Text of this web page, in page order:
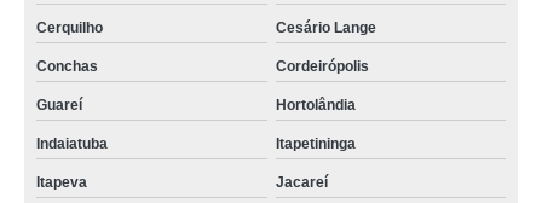
Cerquilho Cesário Lange
Conchas Cordeirópolis
Guareí Hortolândia
Indaiatuba Itapetininga
Itapeva Jacareí